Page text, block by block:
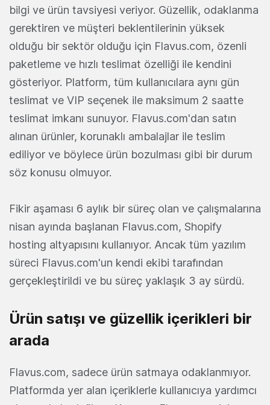
bilgi ve ürün tavsiyesi veriyor. Güzellik, odaklanma
gerektiren ve müşteri beklentilerinin yüksek
olduğu bir sektör olduğu için Flavus.com, özenli
paketleme ve hızlı teslimat özelliği ile kendini
gösteriyor. Platform, tüm kullanıcılara aynı gün
teslimat ve VIP seçenek ile maksimum 2 saatte
teslimat imkanı sunuyor. Flavus.com'dan satın
alınan ürünler, korunaklı ambalajlar ile teslim
ediliyor ve böylece ürün bozulması gibi bir durum
söz konusu olmuyor.
Fikir aşaması 6 aylık bir süreç olan ve çalışmalarına
nisan ayında başlanan Flavus.com, Shopify
hosting altyapısını kullanıyor. Ancak tüm yazılım
süreci Flavus.com'un kendi ekibi tarafından
gerçekleştirildi ve bu süreç yaklaşık 3 ay sürdü.
Ürün satışı ve güzellik içerikleri bir
arada
Flavus.com, sadece ürün satmaya odaklanmıyor.
Platformda yer alan içeriklerle kullanıcıya yardımcı